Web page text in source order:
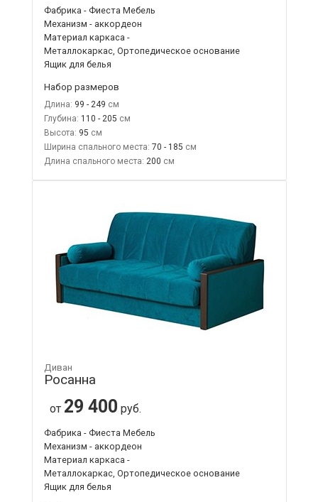
Фабрика - Фиеста Мебель
Механизм - аккордеон
Материал каркаса -
Металлокаркас, Ортопедическое основание
Ящик для белья
Набор размеров
Длина: 99 - 249
Глубина: 110 - 205
Высота: 95
Ширина спального места: 70 - 185
Длина спального места: 200
Диван
Росанна
от 29 400 руб.
Фабрика - Фиеста Мебель
Механизм - аккордеон
Материал каркаса -
Металлокаркас, Ортопедическое основание
Ящик для белья